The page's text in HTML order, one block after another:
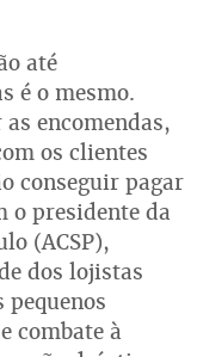
até
é o mesmo.
encomendas,
os clientes
conseguir pagar
o presidente da
(ACSP),
dos lojistas
pequenos
combate à